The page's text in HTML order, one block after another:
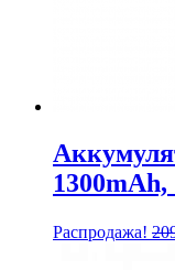
Распродажа!